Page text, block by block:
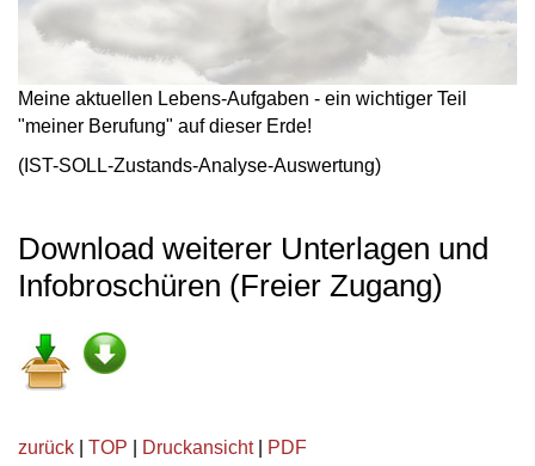
Meine aktuellen Lebens-Aufgaben - ein wichtiger Teil
"meiner Berufung" auf dieser Erde!
(IST-SOLL-Zustands-Analyse-Auswertung)
Download weiterer Unterlagen und
Infobroschüren (Freier Zugang)
zurück TOP Druckansicht| PDF